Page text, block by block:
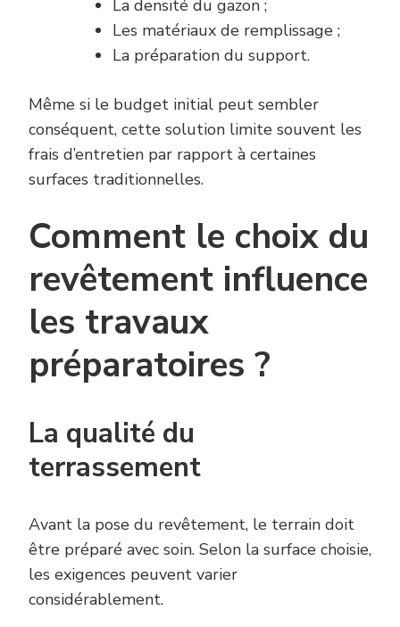
La densité du gazon ;
Les matériaux de remplissage ;
La préparation du support.
Même si le budget initial peut sembler
conséquent, cette solution limite souvent les
frais d’entretien par rapport à certaines
surfaces traditionnelles.
Comment le choix du
revêtement influence
les travaux
préparatoires ?
La qualité du
terrassement
Avant la pose du revêtement, le terrain doit
être préparé avec soin. Selon la surface choisie,
les exigences peuvent varier
considérablement.